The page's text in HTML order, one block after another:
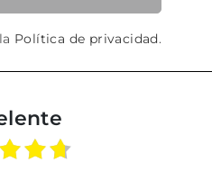
Política de privacidad.